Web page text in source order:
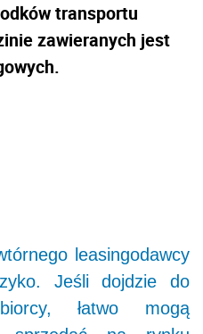
transportu
zawieranych jest
leasingodawcy
Jeśli dojdzie do
łatwo mogą